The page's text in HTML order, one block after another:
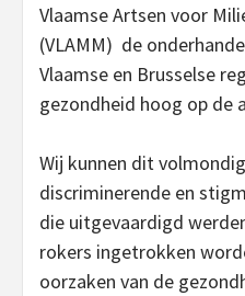
Vlaamse Artsen voor
(VLAMM) de
Vlaamse en Brusselse
gezondheid hoog op de
Wij kunnen dit
discriminerende en
die uitgevaardigd
rokers ingetrokken
oorzaken van de